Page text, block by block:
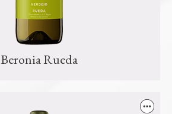
Beronia Rueda